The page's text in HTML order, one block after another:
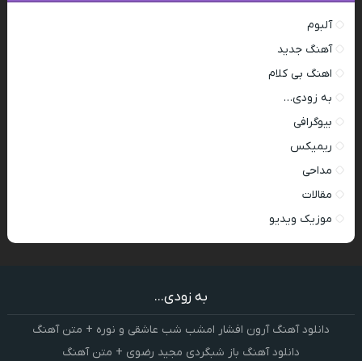
آلبوم
آهنگ جدید
اهنگ بی کلام
به زودی…
بیوگرافی
ریمیکس
مداحی
مقالات
موزیک ویدیو
به زودی...
دانلود آهنگ آرون افشار امشب شب عاشقی و نوره + متن آهنگ
دانلود آهنگ باز شبگردی مجید رضوی + متن آهنگ